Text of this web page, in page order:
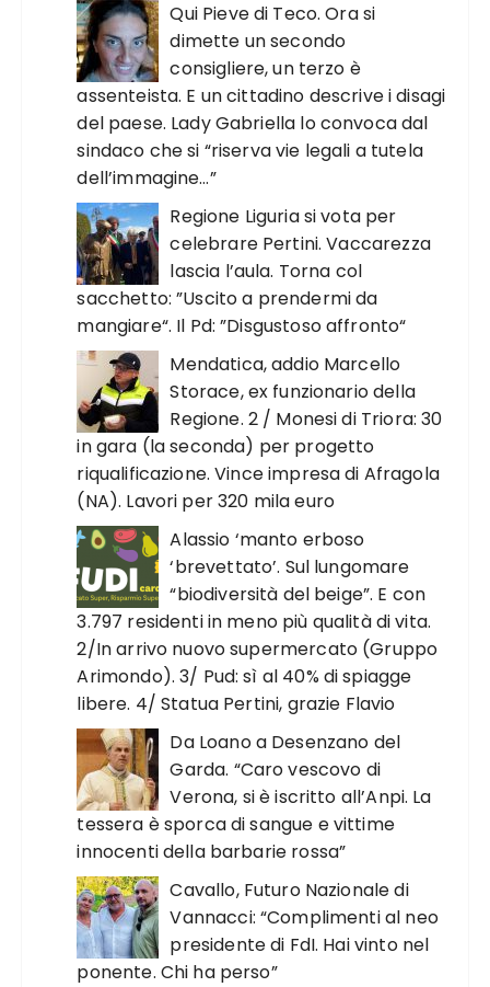
Qui Pieve di Teco. Ora si
dimette un secondo
consigliere, un terzo è
assenteista. E un cittadino descrive i disagi
del paese. Lady Gabriella lo convoca dal
sindaco che si “riserva vie legali a tutela
dell’immagine…”
Regione Liguria si vota per
celebrare Pertini. Vaccarezza
lascia l’aula. Torna col
sacchetto: ”Uscito a prendermi da
mangiare“. Il Pd: ”Disgustoso affronto“
Mendatica, addio Marcello
Storace, ex funzionario della
Regione. 2 / Monesi di Triora: 30
in gara (la seconda) per progetto
riqualificazione. Vince impresa di Afragola
(NA). Lavori per 320 mila euro
Alassio ‘manto erboso
‘brevettato’. Sul lungomare
“biodiversità del beige”. E con
3.797 residenti in meno più qualità di vita.
2/In arrivo nuovo supermercato (Gruppo
Arimondo). 3/ Pud: sì al 40% di spiagge
libere. 4/ Statua Pertini, grazie Flavio
Da Loano a Desenzano del
Garda. “Caro vescovo di
Verona, si è iscritto all’Anpi. La
tessera è sporca di sangue e vittime
innocenti della barbarie rossa”
Cavallo, Futuro Nazionale di
Vannacci: “Complimenti al neo
presidente di FdI. Hai vinto nel
ponente. Chi ha perso”